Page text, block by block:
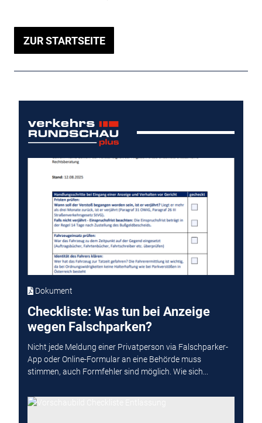
ZUR STARTSEITE
Dokument
Checkliste: Was tun bei Anzeige
wegen Falschparken?
Nicht jede Meldung einer Privatperson via Falschparker-
App oder Online-Formular an eine Behörde muss
stimmen, auch Formfehler sind möglich. Wie sich...